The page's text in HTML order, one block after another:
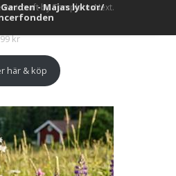
- Majas lyktor/
99kr
här & köp
i-craftby TemplatesNext.